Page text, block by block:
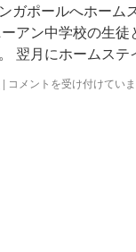
ガポールへホーム
アン中学校の生
翌月にホームス
| 美
コメントを受け付けてい